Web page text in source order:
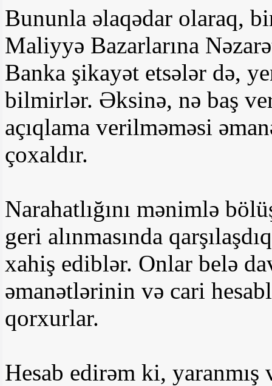
Bununla əlaqədar olaraq,
Maliyyə Bazarlarına
Banka şikayət etsələr də,
bilmirlər. Əksinə, nə baş
açıqlama verilməməsi
çoxaldır.
Narahatlığını mənimlə
geri alınmasında
xahiş ediblər. Onlar belə
əmanətlərinin və cari
qorxurlar.
Hesab edirəm ki,